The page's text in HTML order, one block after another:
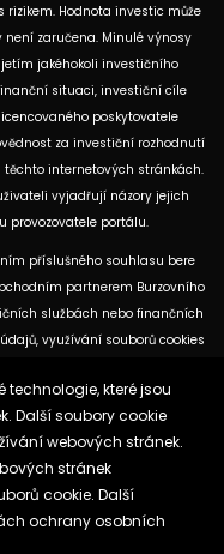
Hodnota investic může
zaručena. Minulé výnosy
jakéhokoli investičního
situaci, investiční cíle
poskytovatele
za investiční rozhodnutí
internetových stránkách.
vyjadřují názory jejich
provozovatele portálu.
příslušného souhlasu bere
partnerem Burzovního
službách nebo finančních
využívání souborů cookies
U jednotlivých článků mohou
původní analýzy nebo datu,
tržní údaje.
které jsou
Další soubory cookie
webových stránek.
stránek
cookie. Další
ochrany osobních